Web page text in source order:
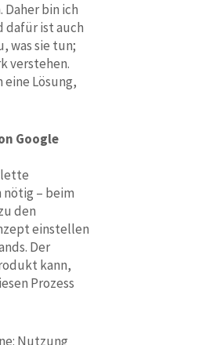
bin ich
dafür ist auch
was sie tun;
verstehen.
Lösung,
Google
nötig – beim
den
einstellen
Der
kann,
Prozess
Nutzung